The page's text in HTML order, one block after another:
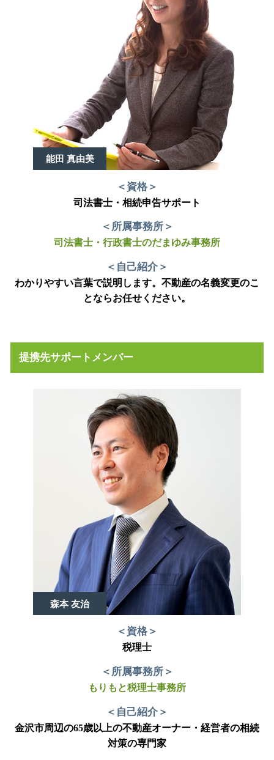
能田 真由美
＜資格＞
司法書士・相続申告サポート
＜所属事務所＞
司法書士・行政書士のだまゆみ事務所
＜自己紹介＞
わかりやすい言葉で説明します。不動産の名義変更のこ
とならお任せください。
提携先サポートメンバー
森本 友治
＜資格＞
税理士
＜所属事務所＞
もりもと税理士事務所
＜自己紹介＞
金沢市周辺の65歳以上の不動産オーナー・経営者の相続
対策の専門家